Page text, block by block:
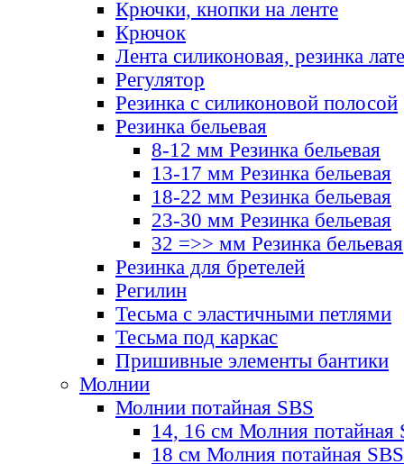
Крючки, кнопки на ленте
Крючок
Лента силиконовая, резинка
Регулятор
Резинка с силиконовой полосой
Резинка бельевая
8-12 мм Резинка бельевая
13-17 мм Резинка бельевая
18-22 мм Резинка бельевая
23-30 мм Резинка бельевая
32 =>> мм Резинка бельевая
Резинка для бретелей
Регилин
Тесьма с эластичными петлями
Тесьма под каркас
Пришивные элементы бантики
Молнии
Молнии потайная SBS
14, 16 см Молния потайная
18 см Молния потайная SBS